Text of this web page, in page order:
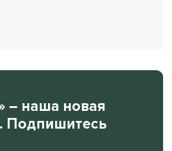
– наша новая
Подпишитесь